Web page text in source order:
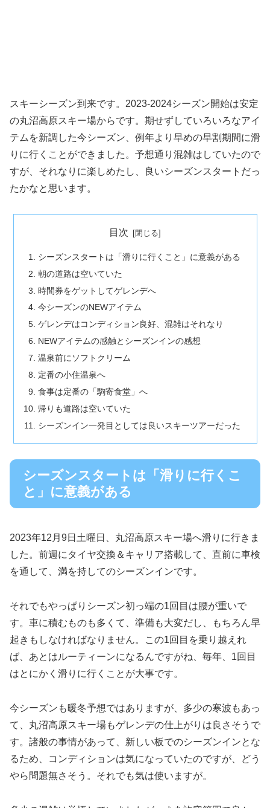
スキーシーズン到来です。2023-2024シーズン開始は安定
の丸沼高原スキー場からです。期せずしていろいろなアイ
テムを新調した今シーズン、例年より早めの早割期間に滑
りに行くことができました。予想通り混雑はしていたので
すが、それなりに楽しめたし、良いシーズンスタートだっ
たかなと思います。
目次
シーズンスタートは「滑りに行くこと」に意義がある
朝の道路は空いていた
時間券をゲットしてゲレンデへ
今シーズンのNEWアイテム
ゲレンデはコンディション良好、混雑はそれなり
NEWアイテムの感触とシーズンインの感想
温泉前にソフトクリーム
定番の小住温泉へ
食事は定番の「駒寄食堂」へ
帰りも道路は空いていた
シーズンイン一発目としては良いスキーツアーだった
シーズンスタートは「滑りに行くこ
と」に意義がある
2023年12月9日土曜日、丸沼高原スキー場へ滑りに行きま
した。前週にタイヤ交換＆キャリア搭載して、直前に車検
を通して、満を持してのシーズンインです。
それでもやっぱりシーズン初っ端の1回目は腰が重いで
す。車に積むものも多くて、準備も大変だし、もちろん早
起きもしなければなりません。この1回目を乗り越えれ
ば、あとはルーティーンになるんですがね、毎年、1回目
はとにかく滑りに行くことが大事です。
今シーズンも暖冬予想ではありますが、多少の寒波もあっ
て、丸沼高原スキー場もゲレンデの仕上がりは良さそうで
す。諸般の事情があって、新しい板でのシーズンインとな
るため、コンディションは気になっていたのですが、どう
やら問題無さそう。それでも気は使いますが。